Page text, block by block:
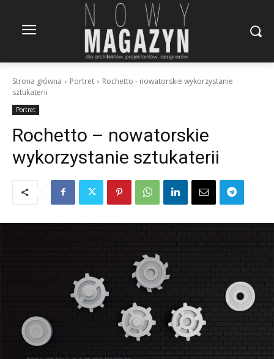
Strona główna Portret
Rochetto - nowatorskie wykorzystanie
sztukaterii
Portret
Rochetto – nowatorskie
wykorzystanie sztukaterii